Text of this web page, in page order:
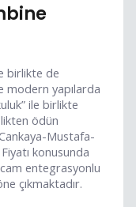
birlikte de
modern yapılarda
ile birlikte
ödün
Mustafa-
konusunda
entegrasyonlu
çıkmaktadır.